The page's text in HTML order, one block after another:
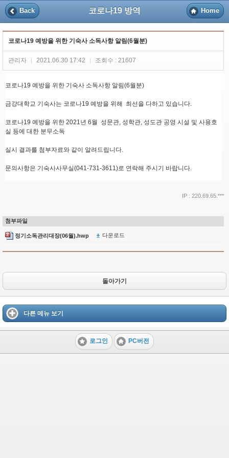
Back 코로나19 방역 Home
코로나19 예방을 위한 기숙사 소독사항 알림(6월분)
관리자 2021.06.30 17:42 조회수 : 21607
코로나19 예방을 위한 기숙사 소독사항 알림(6월분)
금강대학교 기숙사는 코로나19 예방을 위해 최선을 다하고 있습니다.
코로나19 예방을 위한 2021년 6월 성문관, 성학관, 성도관 공영 시설 및 사용호
실 등에 대한 분무소독
실시 결과를 첨부자료와 같이 알려드립니다.
문의사항은 기숙사사무실(041-731-3611)로 연락해 주시기 바랍니다.
IP : 220.69.65.***
첨부파일
정기소독관리대장(06월).hwp 다운로드
돌아가기
다른 메뉴 보기
로그인 PC버전